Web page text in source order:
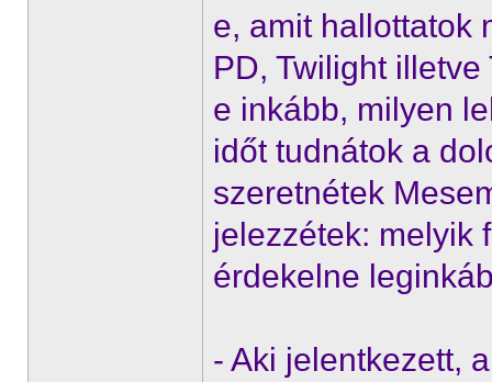
e, amit hallottatok
PD, Twilight
e inkább, milyen
időt tudnátok a
szeretnétek
jelezzétek: melyik
érdekelne
- Aki jelentkezett,